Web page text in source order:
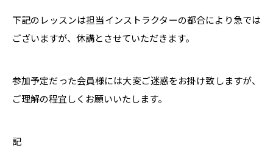
下記のレッスンは担当インストラクターの都合により急では
ございますが、休講とさせていただきます。
参加予定だった会員様には大変ご迷惑をお掛け致しますが、
ご理解の程宜しくお願いいたします。
記